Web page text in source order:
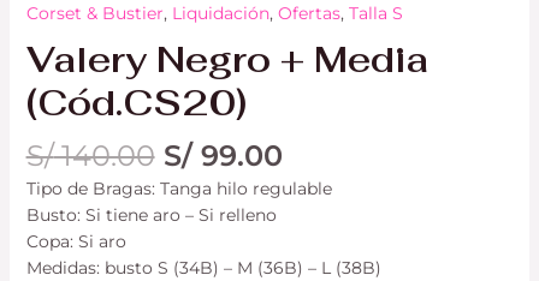
Corset & Bustier, Liquidación, Ofertas, Talla S
Valery Negro + Media
(Cód.CS20)
S/140.00 S/99.00
Tipo de Bragas: Tanga hilo regulable
Busto: Si tiene aro – Si relleno
Copa: Si aro
Medidas: busto S (34B) – M (36B) – L (38B)